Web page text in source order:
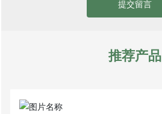
提交留言
推荐产品